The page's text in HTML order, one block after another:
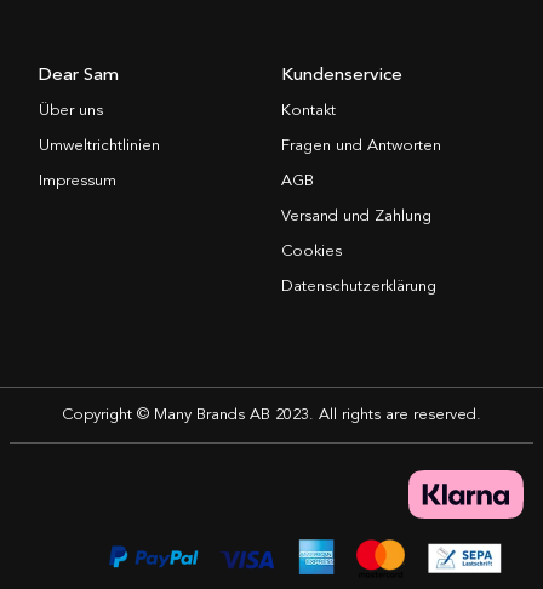
Dear Sam
Über uns
Umweltrichtlinien
Impressum
Kundenservice
Kontakt
Fragen und Antworten
AGB
Versand und Zahlung
Cookies
Datenschutzerklärung
Copyright © Many Brands AB 2023. All rights are reserved.